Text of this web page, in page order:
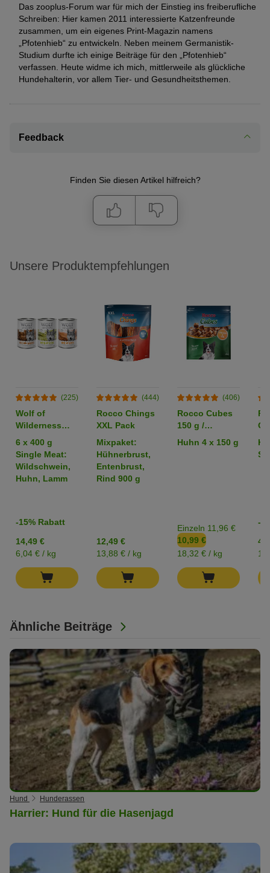
Das zooplus-Forum war für mich der Einstieg ins freiberufliche
Schreiben: Hier kamen 2011 interessierte Katzenfreunde
zusammen, um ein eigenes Print-Magazin namens
„Pfotenhieb“ zu entwickeln. Neben meinem Germanistik-
Studium durfte ich einige Beiträge für den „Pfotenhieb“
verfassen. Heute widme ich mich, mittlerweile als glückliche
Hundehalterin, vor allem Tier- und Gesundheitsthemen.
Feedback
Finden Sie diesen Artikel hilfreich?
Ähnliche Beiträge
Hund Hunderassen
Harrier: Hund für die Hasenjagd
Unsere Produktempfehlungen
(225)
Wolf of
Wilderness
Adult -
Mixpaket
6 x 400 g
Single Meat:
Wildschwein,
Huhn, Lamm
-15% Rabatt
14,49 €
6,04 € / kg
(444)
Rocco Chings
XXL Pack
Mixpaket:
Hühnerbrust,
Entenbrust,
Rind 900 g
12,49 €
13,88 € / kg
(406)
Rocco Cubes
150 g /
Sparpaket %
Huhn 4 x 150 g
Einzeln 11,96 €
10,99 €
18,32 € / kg
-